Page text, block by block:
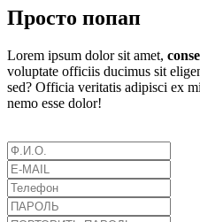
Просто попап
Lorem ipsum dolor sit amet,
voluptate officiis ducimus sit
sed? Officia veritatis adipisci ex
nemo esse dolor!